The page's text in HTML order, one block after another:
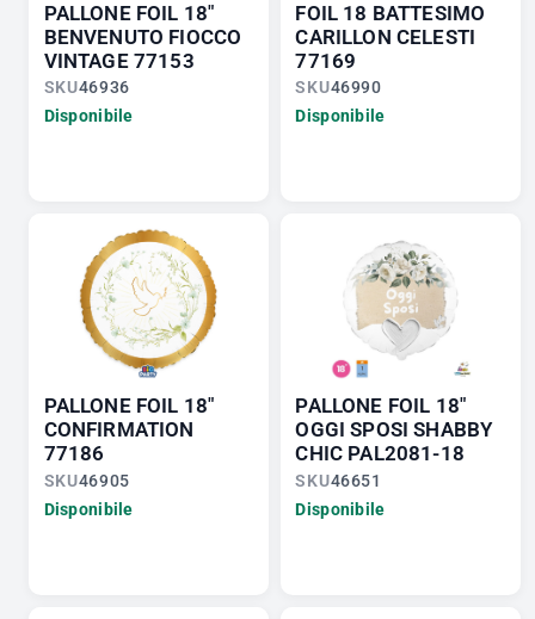
PALLONE FOIL 18"
BENVENUTO FIOCCO
VINTAGE 77153
SKU46936
Disponibile
FOIL 18 BATTESIMO
CARILLON CELESTI
77169
SKU46990
Disponibile
PALLONE FOIL 18"
CONFIRMATION
77186
SKU46905
Disponibile
PALLONE FOIL 18"
OGGI SPOSI SHABBY
CHIC PAL2081-18
SKU46651
Disponibile